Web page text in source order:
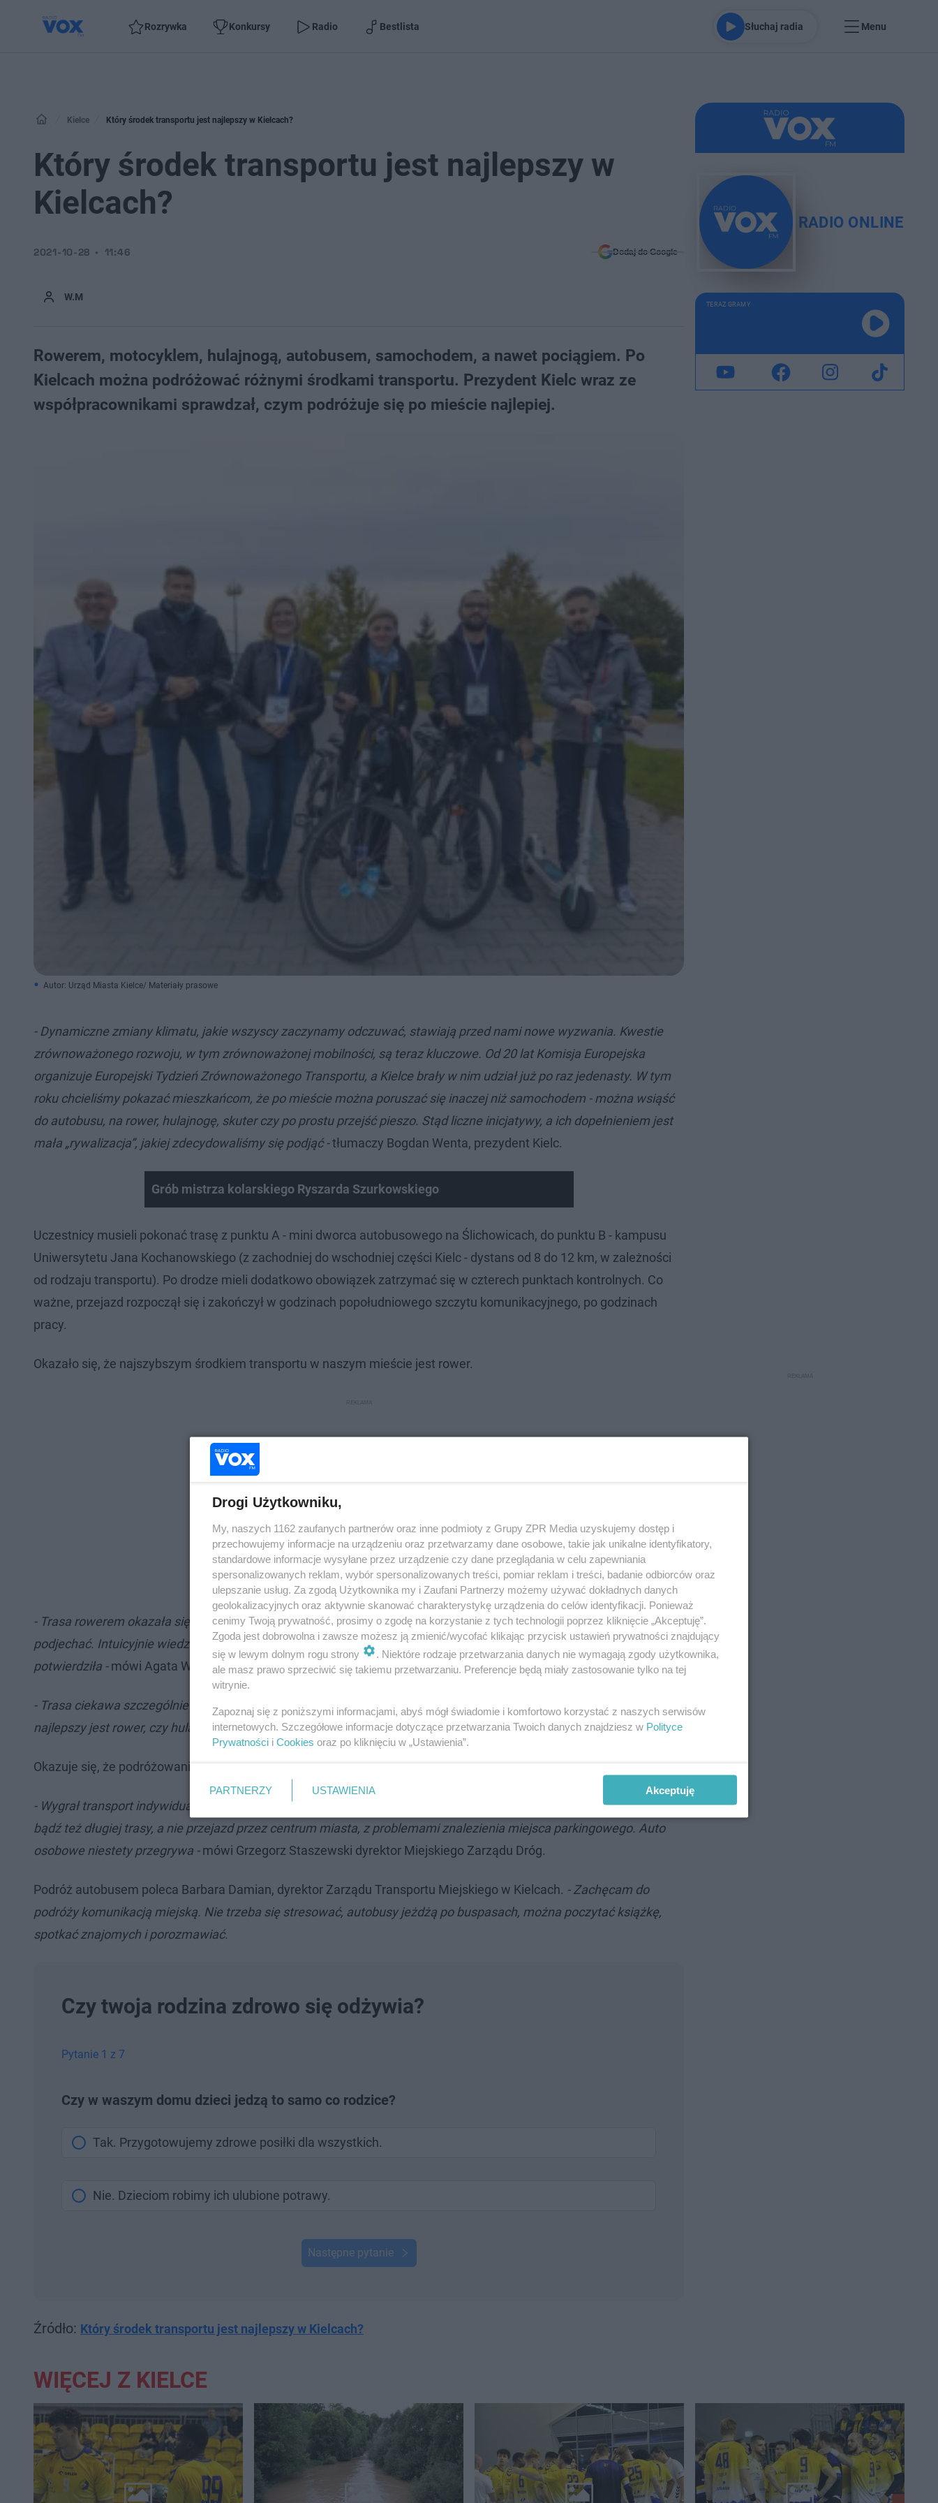
Rozrywka Konkursy Radio Bestlista Słuchaj radia Menu
Kielce Który środek transportu jest najlepszy w Kielcach?
Który środek transportu jest najlepszy w
Kielcach?
W.M
2021-10-28 11:46 Dodaj do Google
Rowerem, motocyklem, hulajnogą, autobusem, samochodem, a nawet pociągiem​. Po
Kielcach można podróżować różnymi środkami transportu. Prezydent Kielc wraz ze
współpracownikami sprawdzał, czym podróżuje się po mieście najlepiej.
Autor: Urząd Miasta Kielce/ Materiały prasowe
- Dynamiczne zmiany klimatu, jakie wszyscy zaczynamy odczuwać, stawiają przed nami nowe wyzwania. Kwestie
zrównoważonego rozwoju, w tym zrównoważonej mobilności, są teraz kluczowe. Od 20 lat Komisja Europejska
organizuje Europejski Tydzień Zrównoważonego Transportu, a Kielce brały w nim udział już po raz jedenasty. W tym
roku chcieliśmy pokazać mieszkańcom, że po mieście można poruszać się inaczej niż samochodem - można wsiąść
do autobusu, na rower, hulajnogę, skuter czy po prostu przejść pieszo. Stąd liczne inicjatywy, a ich dopełnieniem jest
mała „rywalizacja”, jakiej zdecydowaliśmy się podjąć -tłumaczy Bogdan Wenta, prezydent Kielc.
Grób mistrza kolarskiego Ryszarda Szurkowskiego
Uczestnicy musieli pokonać trasę z punktu A - mini dworca autobusowego na Ślichowicach, do punktu B - kampusu
Uniwersytetu Jana Kochanowskiego (z zachodniej do wschodniej części Kielc - dystans od 8 do 12 km, w zależności
od rodzaju transportu). Po drodze mieli dodatkowo obowiązek zatrzymać się w czterech punktach kontrolnych. Co
ważne, przejazd rozpoczął się i zakończył w godzinach popołudniowego szczytu komunikacyjnego, po godzinach
pracy.
Okazało się, że najszybszym środkiem transportu w naszym mieście jest rower.
- Trasa rowerem okazała się trasą najszybszą i tak na prawdę najprzyjemniejszą. W każdy punkt można łatwo
podjechać. Intuicyjnie wiedziałam, że rowerem będzie najszybciej i bardzo się cieszę, że nasza zabawa to
potwierdziła -mówi Agata Wojda, zastępca prezydenta Kielc.
- Trasa ciekawa szczególnie jeśli weźmiemy pod uwagę godziny szczytu to na pewno na tą naszą rywalizację
najlepszy jest rower, czy hulajnoga -mówi prezydent Kielc, Bogdan Wenta.
Okazuje się, że podróżowanie samochodem po mieście nie jest wcale takie proste, tym bardziej w godzinach szczytu.
- Wygrał transport indywidualny, ale niestety nie samochód osobowy, który ma swoje zalety w przypadku złej pogody,
bądź też długiej trasy, a nie przejazd przez centrum miasta, z problemami znalezienia miejsca parkingowego. Auto
osobowe niestety przegrywa -mówi Grzegorz Staszewski dyrektor Miejskiego Zarządu Dróg.
Podróż autobusem poleca Barbara Damian, dyrektor Zarządu Transportu Miejskiego w Kielcach. - Zachęcam do
podróży komunikacją miejską. Nie trzeba się stresować, autobusy jeżdżą po buspasach, można poczytać książkę,
spotkać znajomych i porozmawiać.
Czy twoja rodzina zdrowo się odżywia?
Pytanie 1 z 7
Czy w waszym domu dzieci jedzą to samo co rodzice?
Tak. Przygotowujemy zdrowe posiłki dla wszystkich.
Nie. Dzieciom robimy ich ulubione potrawy.
Następne pytanie
Źródło: Który środek transportu jest najlepszy w Kielcach?
RADIO ONLINE
TERAZ GRAMY
WIĘCEJ Z KIELCE
Drogi Użytkowniku,
My, naszych 1162 zaufanych partnerów oraz inne podmioty z Grupy ZPR Media uzyskujemy dostęp i
przechowujemy informacje na urządzeniu oraz przetwarzamy dane osobowe, takie jak unikalne identyfikatory,
standardowe informacje wysyłane przez urządzenie czy dane przeglądania w celu zapewniania
spersonalizowanych reklam, wybór spersonalizowanych treści, pomiar reklam i treści, badanie odbiorców oraz
ulepszanie usług. Za zgodą Użytkownika my i Zaufani Partnerzy możemy używać dokładnych danych
geolokalizacyjnych oraz aktywnie skanować charakterystykę urządzenia do celów identyfikacji. Ponieważ
cenimy Twoją prywatność, prosimy o zgodę na korzystanie z tych technologii poprzez kliknięcie „Akceptuję”.
Zgoda jest dobrowolna i zawsze możesz ją zmienić/wycofać klikając przycisk ustawień prywatności znajdujący
się w lewym dolnym rogu strony
. Niektóre rodzaje przetwarzania danych nie wymagają zgody użytkownika,
ale masz prawo sprzeciwić się takiemu przetwarzaniu. Preferencje będą miały zastosowanie tylko na tej
witrynie.
Zapoznaj się z poniższymi informacjami, abyś mógł świadomie i komfortowo korzystać z naszych serwisów
internetowych. Szczegółowe informacje dotyczące przetwarzania Twoich danych znajdziesz w Polityce
Prywatności i Cookies oraz po kliknięciu w „Ustawienia”.
PARTNERZY USTAWIENIA Akceptuję